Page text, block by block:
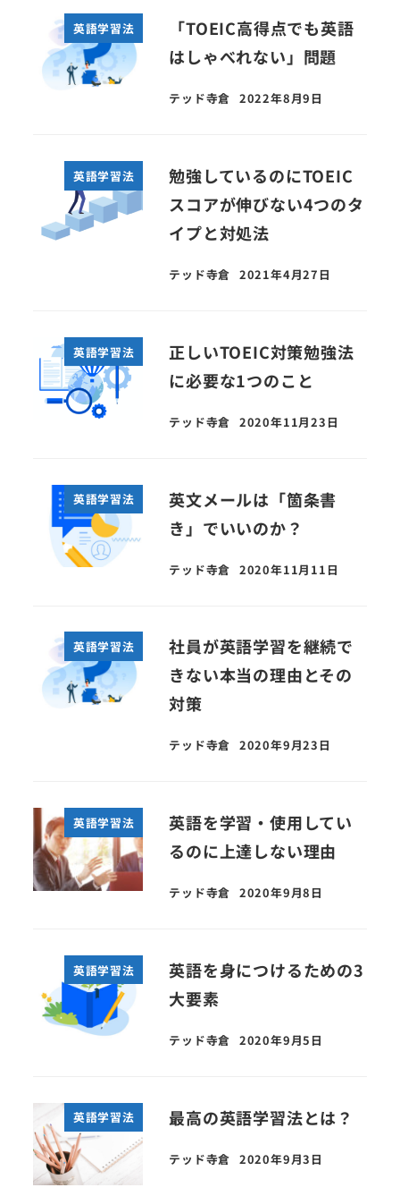
英語学習法
「TOEIC高得点でも英語
はしゃべれない」問題
テッド寺倉 2022年8月9日
英語学習法
勉強しているのにTOEIC
スコアが伸びない4つのタ
イプと対処法
テッド寺倉 2021年4月27日
英語学習法
正しいTOEIC対策勉強法
に必要な1つのこと
テッド寺倉 2020年11月23日
英語学習法
英文メールは「箇条書
き」でいいのか？
テッド寺倉 2020年11月11日
英語学習法
社員が英語学習を継続で
きない本当の理由とその
対策
テッド寺倉 2020年9月23日
英語学習法
英語を学習・使用してい
るのに上達しない理由
テッド寺倉 2020年9月8日
英語学習法
英語を身につけるための3
大要素
テッド寺倉 2020年9月5日
英語学習法 最高の英語学習法とは？
テッド寺倉 2020年9月3日